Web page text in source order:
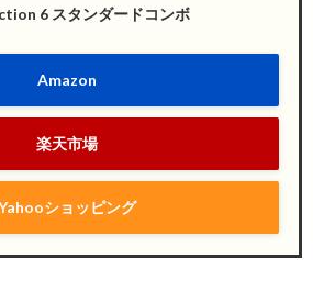
6 スタンダードコンボ
Amazon
楽天市場
ショッピング